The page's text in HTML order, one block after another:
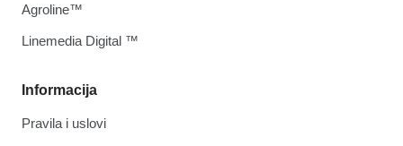
Informacija
Pravila i uslovi
Agroline™
Linemedia Digital ™